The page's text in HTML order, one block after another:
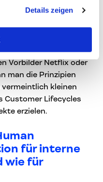
Details zeigen
jedes
– schon gar nicht
Vorbilder Netflix oder
man die Prinzipien
vermeintlich kleinen
Customer Lifecycles
erzielen.
für interne
wie für